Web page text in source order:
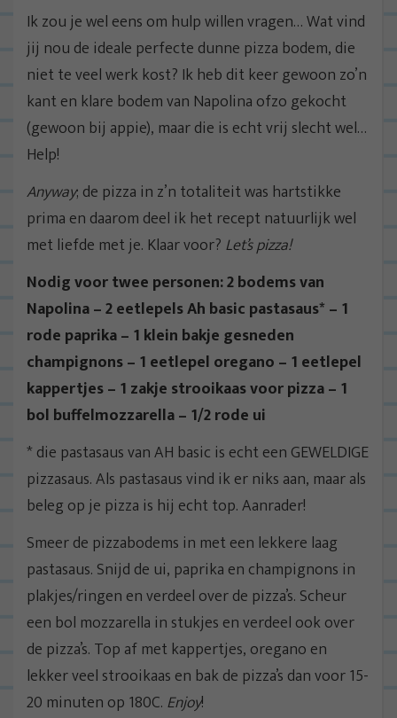
Ik zou je wel eens om hulp willen vragen… Wat vind
jij nou de ideale perfecte dunne pizza bodem, die
niet te veel werk kost? Ik heb dit keer gewoon zo’n
kant en klare bodem van Napolina ofzo gekocht
(gewoon bij appie), maar die is echt vrij slecht wel…
Help!
Anyway; de pizza in z’n totaliteit was hartstikke
prima en daarom deel ik het recept natuurlijk wel
met liefde met je. Klaar voor? Let’s pizza!
Nodig voor twee personen: 2 bodems van
Napolina – 2 eetlepels Ah basic pastasaus* – 1
rode paprika – 1 klein bakje gesneden
champignons – 1 eetlepel oregano – 1 eetlepel
kappertjes – 1 zakje strooikaas voor pizza – 1
bol buffelmozzarella – 1/2 rode ui
* die pastasaus van AH basic is echt een GEWELDIGE
pizzasaus. Als pastasaus vind ik er niks aan, maar als
beleg op je pizza is hij echt top. Aanrader!
Smeer de pizzabodems in met een lekkere laag
pastasaus. Snijd de ui, paprika en champignons in
plakjes/ringen en verdeel over de pizza’s. Scheur
een bol mozzarella in stukjes en verdeel ook over
de pizza’s. Top af met kappertjes, oregano en
lekker veel strooikaas en bak de pizza’s dan voor 15-
20 minuten op 180C. Enjoy!